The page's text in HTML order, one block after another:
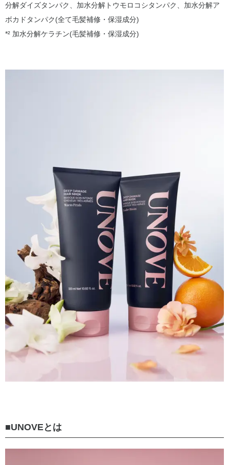
分解ダイズタンパク、加水分解トウモロコシタンパク、加水分解ア
ボカドタンパク(全て毛髪補修・保湿成分)
*² 加水分解ケラチン(毛髪補修・保湿成分)
■UNOVEとは